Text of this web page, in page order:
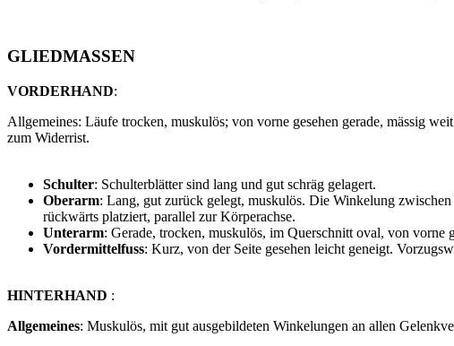
GLIEDMASSEN
VORDERHAND:
Allgemeines: Läufe trocken, muskulös; von vorne gesehen gerade, mässig
zum Widerrist.
Schulter: Schulterblätter sind lang und gut schräg gelagert.
Oberarm: Lang, gut zurück gelegt, muskulös. Die Winkelung
rückwärts platziert, parallel zur Körperachse.
Unterarm: Gerade, trocken, muskulös, im Querschnitt oval, von vorne
Vordermittelfuss: Kurz, von der Seite gesehen leicht geneigt.
HINTERHAND :
Allgemeines: Muskulös, mit gut ausgebildeten Winkelungen an allen